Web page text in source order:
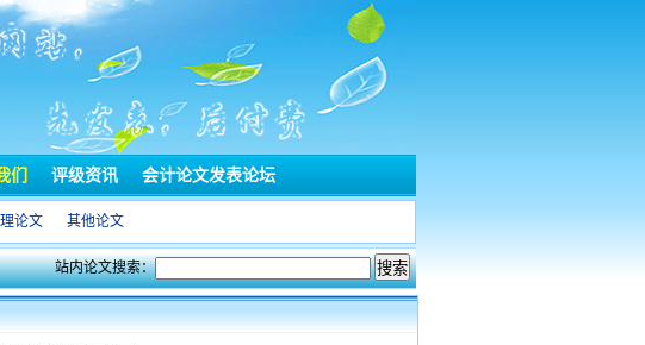
们 评级资讯 会计论文发表论坛
论文 其他论文
站内论文搜索：